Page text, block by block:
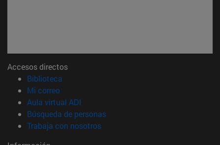
Accesos directos
Biblioteca
Mi correo(abre en nueva ventana)
Aula virtual ADI
Búsqueda de personas(abre en nueva ventana)
Trabaja con nosotros(abre en nueva ventana)